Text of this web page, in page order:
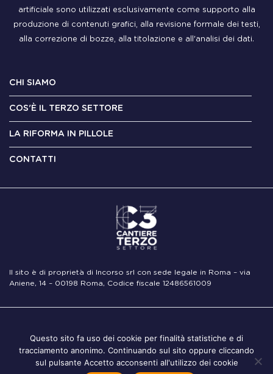
artificiale sono utilizzati esclusivamente come supporto alla
produzione di contenuti grafici, alla revisione formale dei testi,
alla correzione di bozze, alla titolazione e all'analisi dei dati.
CHI SIAMO
COS'È IL TERZO SETTORE
LA RIFORMA IN PILLOLE
CONTATTI
Il sito è di proprietà di Incorso srl con sede legale in Roma – via
Aniene, 14 – 00198 Roma, Codice fiscale 12486561009
Questo sito fa uso dei cookie per finalità statistiche e di
tracciamento anonimo. Continuando sul sito oppure cliccando
sul pulsante Accetto acconsenti all'utilizzo dei cookie